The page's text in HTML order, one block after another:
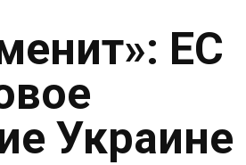
ЕС
Украине